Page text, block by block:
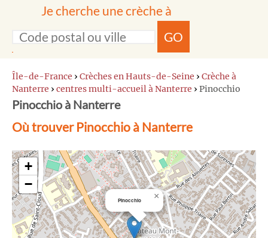
Je cherche une crèche à
GO
Île-de-France › Crèches en Hauts-de-Seine › Crèche à
Nanterre › centres multi-accueil à Nanterre › Pinocchio
Pinocchio à Nanterre
Où trouver Pinocchio à Nanterre
Pinocchio ×
+
−